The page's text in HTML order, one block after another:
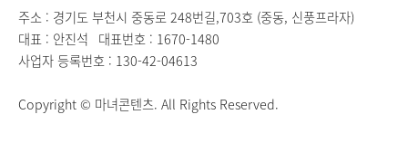
주소 : 경기도 부천시 중동로 248번길,703호 (중동, 신풍프라자)
대표 : 안진석 대표번호 : 1670-1480
사업자 등록번호 : 130-42-04613
Copyright © 마녀콘텐츠. All Rights Reserved.